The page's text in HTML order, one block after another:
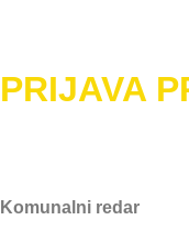
PRIJAVA
Komunalni redar